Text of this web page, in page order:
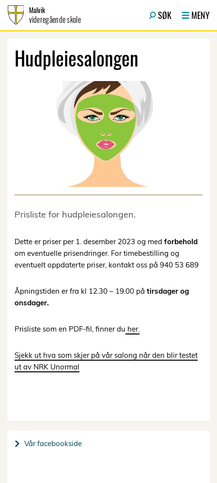
Malvik
videregående skole SØK MENY
Hudpleiesalongen
Prisliste for hudpleiesalongen.
Dette er priser per 1. desember 2023 og med forbehold
om eventuelle prisendringer. For timebestilling og
eventuelt oppdaterte priser, kontakt oss på 940 53 689
Åpningstiden er fra kl 12.30 – 19.00 på tirsdager og
onsdager.
Prisliste som en PDF-fil, finner du her.
Sjekk ut hva som skjer på vår salong når den blir testet
ut av NRK Unormal
Vår facebookside